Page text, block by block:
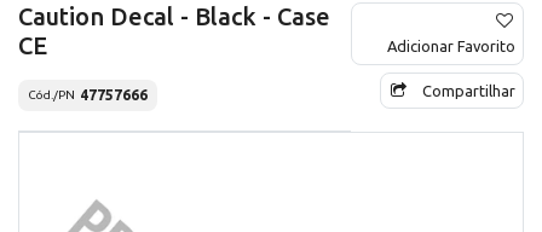
Caution Decal - Black - Case
CE
Cód./PN 47757666
Adicionar Favorito
Compartilhar